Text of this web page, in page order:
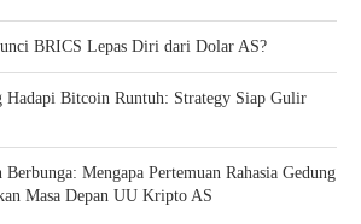
BRICS Lepas Diri dari Dolar AS?
Hadapi Bitcoin Runtuh: Strategy Siap Gulir
Mengapa Pertemuan Rahasia Gedung
Masa Depan UU Kripto AS